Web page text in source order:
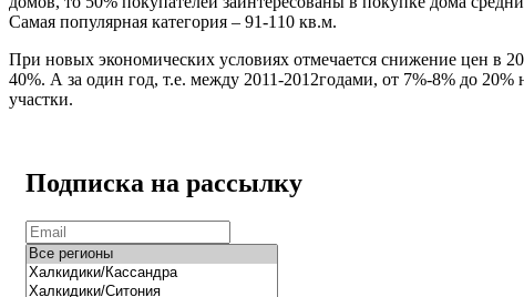
Самая популярная категория – 91-110 кв.м.
При новых экономических условиях отмечается снижение цен в
40%. А за один год, т.е. между 2011-2012годами, от 7%-8% до 20%
участки.
Подписка на рассылку